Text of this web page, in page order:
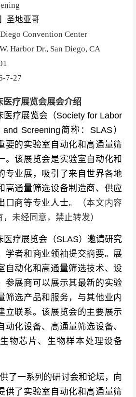
圣地亚哥
Convention Center
Harbor Dr., San Diego, CA
7-27
医疗展览会展会介绍
医疗展览会（Society for Labor
Screening简称：SLAS）
要的实验室自动化和高通量筛
。该展览会是实验室自动化和
专业展，吸引了来自世界各地
高通量筛选设备制造商、供应
口商等专业人士。
（本文内容
未经同意，禁止转发）
医疗展览会（SLAS） 邀请研究
学者和商业领袖提交摘要。展
自动化和高通量筛选技术、设
参展商可以展示其最新的实验
筛选产品和服务，与其他业内
立联系。该展览会的主要展示
动化设备、高通量筛选设备、
物芯片、生物样本处理设备
了一系列的研讨会和论坛，向
供了实验室自动化和高通量筛